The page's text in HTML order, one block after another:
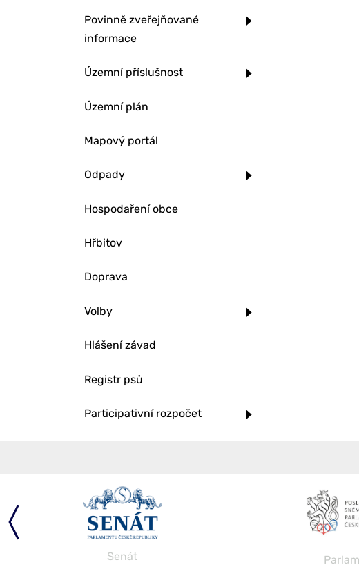
Povinně zveřejňované
informace
Územní příslušnost
Územní plán
Mapový portál
Odpady
Hospodaření obce
Hřbitov
Doprava
Volby
Hlášení závad
Registr psů
Participativní rozpočet
Senát